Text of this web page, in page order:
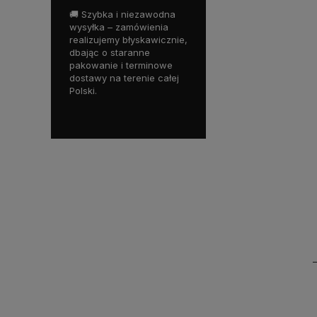
🚚 Szybka i niezawodna
wysyłka – zamówienia
realizujemy błyskawicznie,
dbając o staranne
pakowanie i terminowe
dostawy na terenie całej
Polski.